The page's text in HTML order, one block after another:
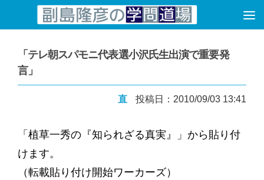
コンテンツへスキップ
「テレ朝スパモニ代表選小沢氏生出演で重要発
言」
直 投稿日：2010/09/03 13:41
「植草一秀の『知られざる真実』」から貼り付
けます。
（転載貼り付け開始ワーカーズ）